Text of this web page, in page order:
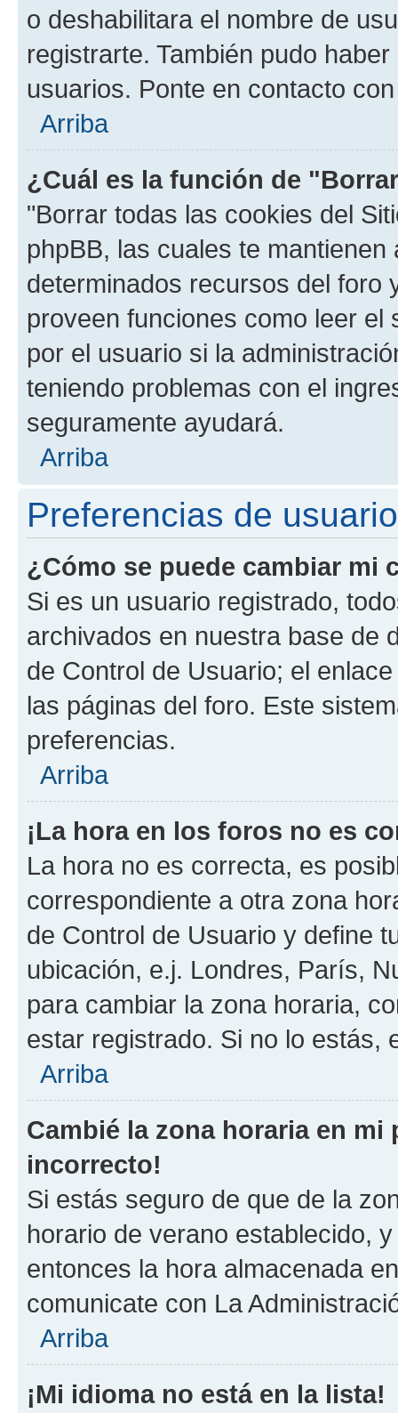
o deshabilitara el nombre de
registrarte. También pudo
usuarios. Ponte en contacto
Arriba
¿Cuál es la función de
"Borrar todas las cookies del
phpBB, las cuales te
determinados recursos del foro
proveen funciones como leer el
por el usuario si la
teniendo problemas con el
seguramente ayudará.
Arriba
Preferencias de
¿Cómo se puede cambiar mi
Si es un usuario registrado,
archivados en nuestra base de
de Control de Usuario; el
las páginas del foro. Este
preferencias.
Arriba
¡La hora en los foros no es
La hora no es correcta, es
correspondiente a otra zona
de Control de Usuario y define
ubicación, e.j. Londres, París,
para cambiar la zona horaria,
estar registrado. Si no lo estás,
Arriba
Cambié la zona horaria en
incorrecto!
Si estás seguro de que de la
horario de verano establecido,
entonces la hora almacenada
comunicate con La
Arriba
¡Mi idioma no está en la lista!